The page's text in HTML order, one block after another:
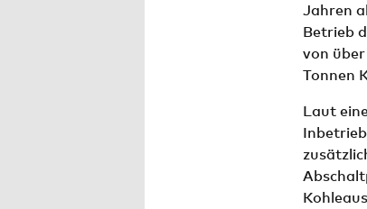
Jahren
Betrieb
von
Tonnen
Laut